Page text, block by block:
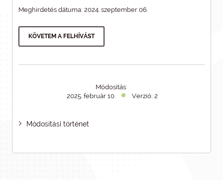
Meghirdetés dátuma: 2024. szeptember 06.
KÖVETEM A FELHÍVÁST
Módosítás:
2025. február 10.
Verzió: 2
Módosítási történet